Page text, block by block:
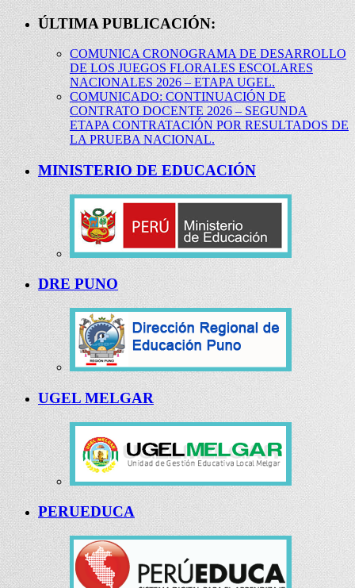
ÚLTIMA PUBLICACIÓN:
COMUNICA CRONOGRAMA DE DESARROLLO
DE LOS JUEGOS FLORALES ESCOLARES
NACIONALES 2026 – ETAPA UGEL.
COMUNICADO: CONTINUACIÓN DE
CONTRATO DOCENTE 2026 – SEGUNDA
ETAPA CONTRATACIÓN POR RESULTADOS DE
LA PRUEBA NACIONAL.
MINISTERIO DE EDUCACIÓN
DRE PUNO
UGEL MELGAR
PERUEDUCA